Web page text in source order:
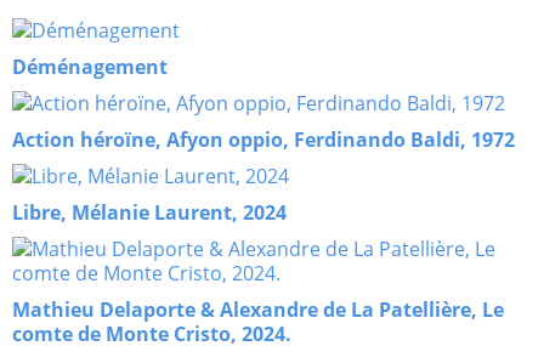
Déménagement
Action héroïne, Afyon oppio, Ferdinando Baldi, 1972
Libre, Mélanie Laurent, 2024
Mathieu Delaporte & Alexandre de La Patellière, Le
comte de Monte Cristo, 2024.